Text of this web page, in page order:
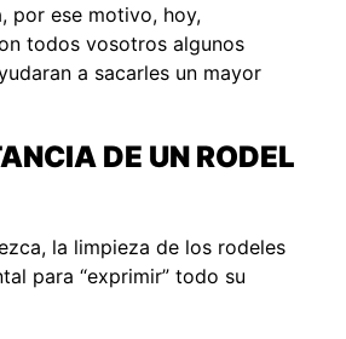
por ese motivo, hoy,
todos vosotros algunos
a sacarles un mayor
DE UN RODEL
la limpieza de los rodeles
para “exprimir” todo su